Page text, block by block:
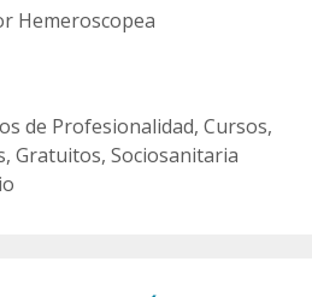
Hemeroscopea
de Profesionalidad, Cursos,
, Gratuitos, Sociosanitaria